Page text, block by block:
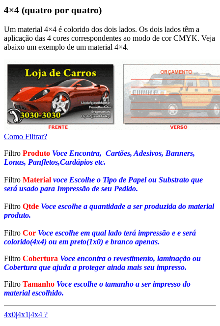
4×4 (quatro por quatro)
Um material 4×4 é colorido dos dois lados. Os dois lados têm a
aplicação das 4 cores correspondentes ao modo de cor CMYK. Veja
abaixo um exemplo de um material 4×4.
Como Filtrar?
Filtro Produto Voce Encontra, Cartões, Adesivos, Banners,
Lonas, Panfletos,Cardápios etc.
Filtro Material voce Escolhe o Tipo de Papel ou Substrato que
será usado para Impressão de seu Pedido.
Filtro Qtde Voce escolhe a quantidade a ser produzida do material
produto.
Filtro Cor Voce escolhe em qual lado terá impressão e e será
colorido(4x4) ou em preto(1x0) e branco apenas.
Filtro Cobertura Voce encontra o revestimento, laminação ou
Cobertura que ajuda a proteger ainda mais seu impresso.
Filtro Tamanho Voce escolhe o tamanho a ser impresso do
material escolhido.
4x0|4x1|4x4 ?